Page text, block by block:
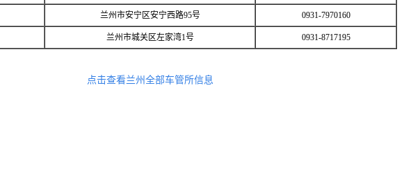
兰州市安宁区安宁西路95号 0931-7970160
兰州市城关区左家湾1号 0931-8717195
点击查看兰州全部车管所信息